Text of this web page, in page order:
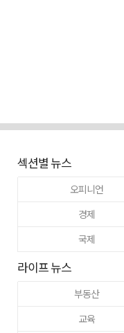
섹션별 뉴스
오피니언
경제
국제
라이프 뉴스
부동산
교육